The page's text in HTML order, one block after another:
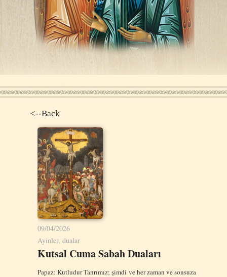
<--Back
09/04/2026
Ayinler, dualar
Kutsal Cuma Sabah Duaları
Papaz: Kutludur Tanrımız; şimdi ve her zaman ve sonsuza